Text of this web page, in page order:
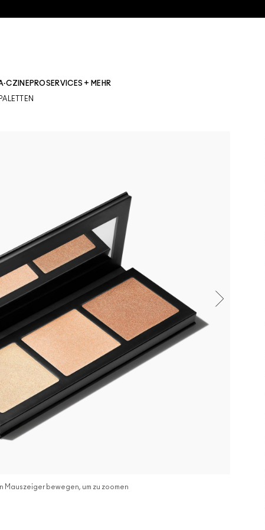
PROSERVICES + MEHR
Mauszeiger bewegen, um zu zoomen